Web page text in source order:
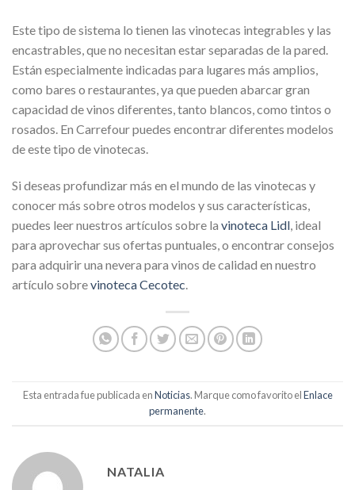
Este tipo de sistema lo tienen las vinotecas integrables y las
encastrables, que no necesitan estar separadas de la pared.
Están especialmente indicadas para lugares más amplios,
como bares o restaurantes, ya que pueden abarcar gran
capacidad de vinos diferentes, tanto blancos, como tintos o
rosados. En Carrefour puedes encontrar diferentes modelos
de este tipo de vinotecas.
Si deseas profundizar más en el mundo de las vinotecas y
conocer más sobre otros modelos y sus características,
puedes leer nuestros artículos sobre la vinoteca Lidl, ideal
para aprovechar sus ofertas puntuales, o encontrar consejos
para adquirir una nevera para vinos de calidad en nuestro
artículo sobrevinoteca Cecotec.
Esta entrada fue publicada enNoticias. Marque como favorito elEnlace
permanente.
NATALIA